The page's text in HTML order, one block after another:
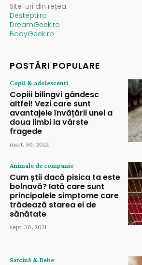
Site-uri din rețea:
Destepti.ro
DreamGeek.ro
BodyGeek.ro
POSTĂRI POPULARE
Copii & adolescenți
Copiii bilingvi gândesc
altfel! Vezi care sunt
avantajele învățării unei a
doua limbi la vârste
fragede
mart. 30, 2022
Animale de companie
Cum știi dacă pisica ta este
bolnavă? Iată care sunt
principalele simptome care
trădează starea ei de
sănătate
sept. 30, 2021
Sarcină & Bebe